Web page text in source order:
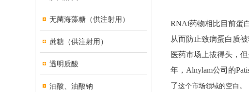
无菌海藻糖（供注射用）
蔗糖（供注射用）
透明质酸
油酸、油酸钠
RNAi药物相比目前蛋
从而防止致病蛋白质
医药市场上拔得头，
年，Alnylam公司的
了这个市场领域的空白。